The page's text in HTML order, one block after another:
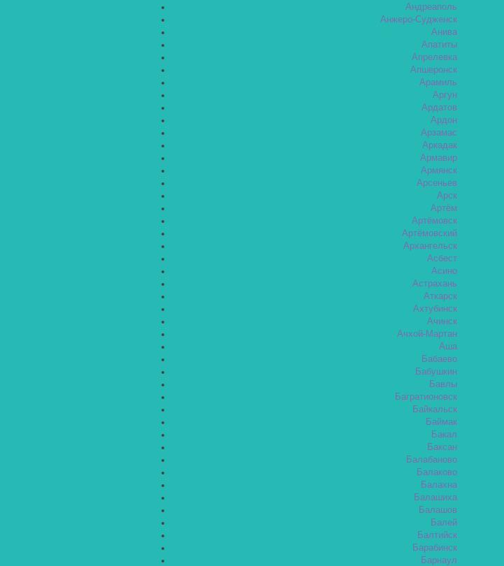
Андреаполь
Анжеро-Судженск
Анива
Апатиты
Апрелевка
Апшеронск
Арамиль
Аргун
Ардатов
Ардон
Арзамас
Аркадак
Армавир
Армянск
Арсеньев
Арск
Артём
Артёмовск
Артёмовский
Архангельск
Асбест
Асино
Астрахань
Аткарск
Ахтубинск
Ачинск
Ачхой-Мартан
Аша
Бабаево
Бабушкин
Бавлы
Багратионовск
Байкальск
Баймак
Бакал
Баксан
Балабаново
Балаково
Балахна
Балашиха
Балашов
Балей
Балтийск
Барабинск
Барнаул